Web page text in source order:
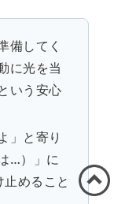
備してく
に光を当
いう安心
」と寄り
…）」に
めること